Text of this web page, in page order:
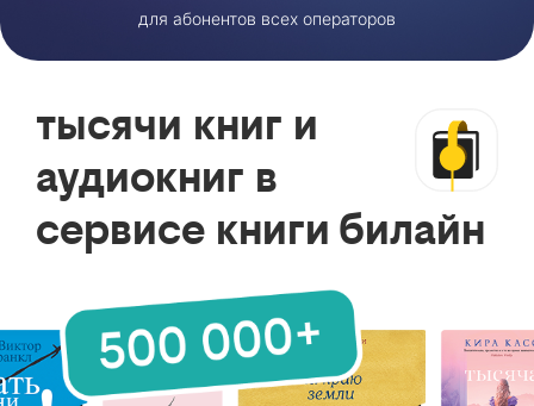
для абонентов всех операторов
тысячи книг и
аудиокниг в
сервисе книги билайн